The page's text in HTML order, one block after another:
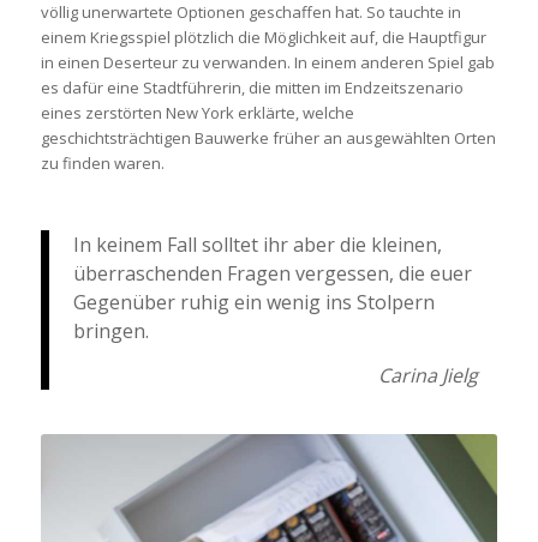
völlig unerwartete Optionen geschaffen hat. So tauchte in
einem Kriegsspiel plötzlich die Möglichkeit auf, die Hauptfigur
in einen Deserteur zu verwanden. In einem anderen Spiel gab
es dafür eine Stadtführerin, die mitten im Endzeitszenario
eines zerstörten New York erklärte, welche
geschichtsträchtigen Bauwerke früher an ausgewählten Orten
zu finden waren.
In keinem Fall solltet ihr aber die kleinen,
überraschenden Fragen vergessen, die euer
Gegenüber ruhig ein wenig ins Stolpern
bringen.
Carina Jielg